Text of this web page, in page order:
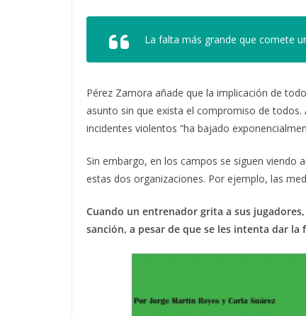
La falta más grande que comete
Pérez Zamora añade que la implicación de
asunto sin que exista el compromiso de
incidentes violentos “ha bajado
Sin embargo, en los campos se siguen viendo
estas dos organizaciones. Por ejemplo, las
Cuando un entrenador grita a sus
sanción, a pesar de que se les intenta dar